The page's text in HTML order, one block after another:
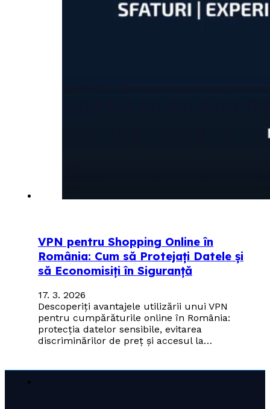
VPN pentru Shopping Online în
România: Cum să Protejați Datele și
să Economisiți în Siguranță
17. 3. 2026
Descoperiți avantajele utilizării unui VPN
pentru cumpărăturile online în România:
protecția datelor sensibile, evitarea
discriminărilor de preț și accesul la…